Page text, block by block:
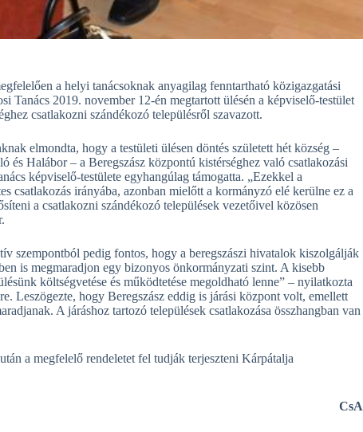
a helyi tanácsoknak anyagilag fenntartható közigazgatási
Tanács 2019. november 12-én megtartott ülésén a képviselő-testület
csatlakozni szándékozó településről szavazott.
elmondta, hogy a testületi ülésen döntés született hét község –
és Halábor – a Beregszász központú kistérséghez való csatlakozási
képviselő-testülete egyhangúlag támogatta. „Ezekkel a
csatlakozás irányába, azonban mielőtt a kormányzó elé kerülne ez a
a csatlakozni szándékozó települések vezetőivel közösen
szempontból pedig fontos, hogy a beregszászi hivatalok kiszolgálják
is megmaradjon egy bizonyos önkormányzati szint. A kisebb
költségvetése és működtetése megoldható lenne” – nyilatkozta
Leszögezte, hogy Beregszász eddig is járási központ volt, emellett
A járáshoz tartozó települések csatlakozása összhangban van
a megfelelő rendeletet fel tudják terjeszteni Kárpátalja
CsA